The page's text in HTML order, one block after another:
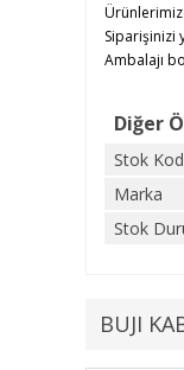
Siparişinizi
Ambalajı
Diğer
Stok
Marka
Stok
BUJI